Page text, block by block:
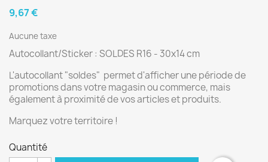
9,67 €
Aucune taxe
Autocollant/Sticker : SOLDES R16 - 30x14 cm
L'autocollant "soldes" permet d'afficher une période de
promotions dans votre magasin ou commerce, mais
également à proximité de vos articles et produits.
Marquez votre territoire !
Quantité